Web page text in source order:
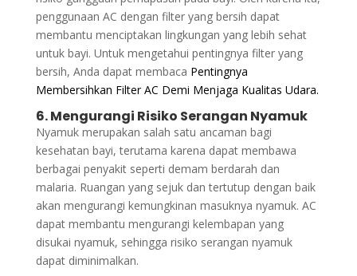
penggunaan AC dengan filter yang bersih dapat
membantu menciptakan lingkungan yang lebih sehat
untuk bayi. Untuk mengetahui pentingnya filter yang
bersih, Anda dapat membaca Pentingnya
Membersihkan Filter AC Demi Menjaga Kualitas Udara.
6. Mengurangi Risiko Serangan Nyamuk
Nyamuk merupakan salah satu ancaman bagi
kesehatan bayi, terutama karena dapat membawa
berbagai penyakit seperti demam berdarah dan
malaria. Ruangan yang sejuk dan tertutup dengan baik
akan mengurangi kemungkinan masuknya nyamuk. AC
dapat membantu mengurangi kelembapan yang
disukai nyamuk, sehingga risiko serangan nyamuk
dapat diminimalkan.